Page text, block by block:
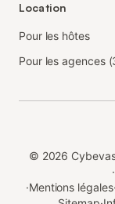
Location
Pour les hôtes
Pour les agences
© 2026
·
·Mentions légales·